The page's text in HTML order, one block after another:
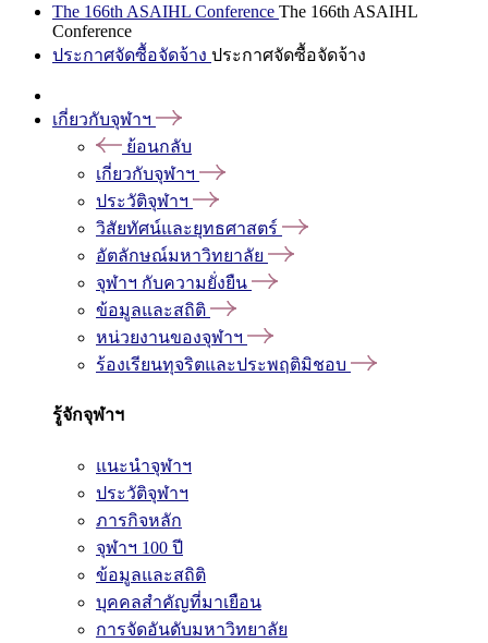
The 166th ASAIHL Conference The 166th ASAIHL
Conference
ประกาศจัดซื้อจัดจ้าง ประกาศจัดซื้อจัดจ้าง
เกี่ยวกับจุฬาฯ
ย้อนกลับ
เกี่ยวกับจุฬาฯ
ประวัติจุฬาฯ
วิสัยทัศน์และยุทธศาสตร์
อัตลักษณ์มหาวิทยาลัย
จุฬาฯ กับความยั่งยืน
ข้อมูลและสถิติ
หน่วยงานของจุฬาฯ
ร้องเรียนทุจริตและประพฤติมิชอบ
รู้จักจุฬาฯ
แนะนำจุฬาฯ
ประวัติจุฬาฯ
ภารกิจหลัก
จุฬาฯ 100 ปี
ข้อมูลและสถิติ
บุคคลสำคัญที่มาเยือน
การจัดอันดับมหาวิทยาลัย